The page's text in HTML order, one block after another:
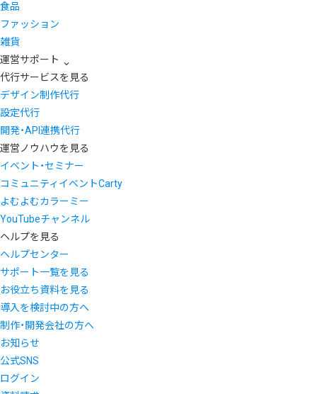
食品
ファッション
雑貨
運営サポート
代行サービスを見る
デザイン制作代行
設定代行
開発・API連携代行
運営ノウハウを見る
イベント・セミナー
コミュニティイベントCarty
よむよむカラーミー
YouTubeチャンネル
ヘルプを見る
ヘルプセンター
サポート一覧を見る
お役立ち資料を見る
導入を検討中の方へ
制作・開発会社の方へ
お知らせ
公式SNS
ログイン